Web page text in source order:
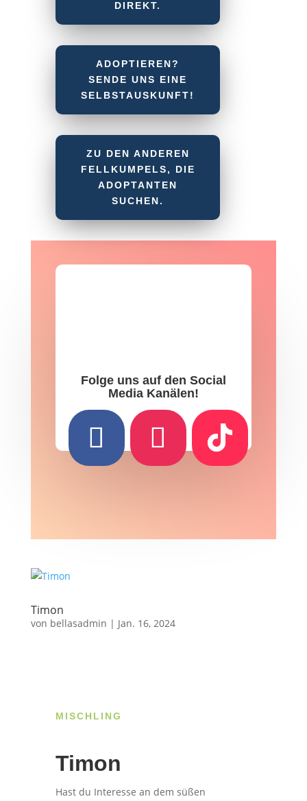
DIREKT.
ADOPTIEREN?
SENDE UNS EINE
SELBSTAUSKUNFT!
ZU DEN ANDEREN
FELLKUMPELS, DIE
ADOPTANTEN
SUCHEN.
Folge uns auf den Social
Media Kanälen!
Timon
von bellasadmin | Jan. 16, 2024
MISCHLING
Timon
Hast du Interesse an dem süßen